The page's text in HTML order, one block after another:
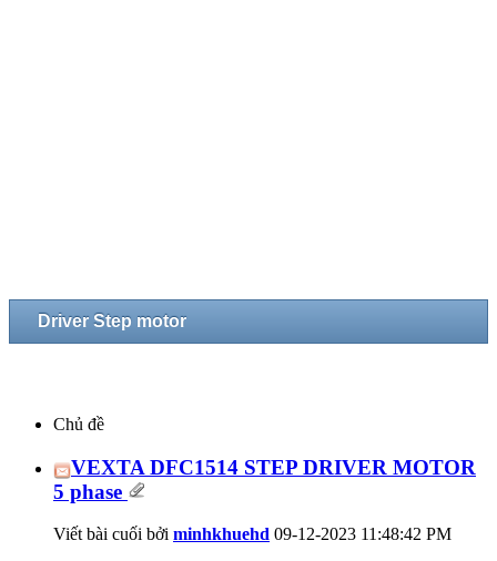
Driver Step motor
Chủ đề
VEXTA DFC1514 STEP DRIVER MOTOR
5 phase
Viết bài cuối bởi minhkhuehd 09-12-2023 11:48:42 PM